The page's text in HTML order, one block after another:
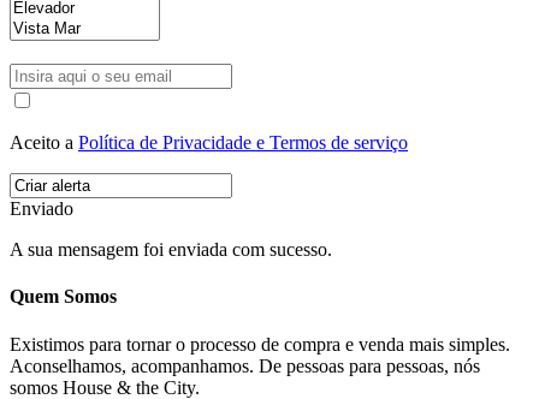
Aceito a Política de Privacidade e Termos de serviço
Enviado
A sua mensagem foi enviada com sucesso.
Quem Somos
Existimos para tornar o processo de compra e venda mais simples.
Aconselhamos, acompanhamos. De pessoas para pessoas, nós
somos House & the City.